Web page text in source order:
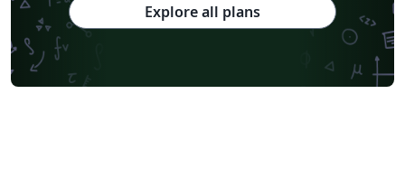
Explore all plans